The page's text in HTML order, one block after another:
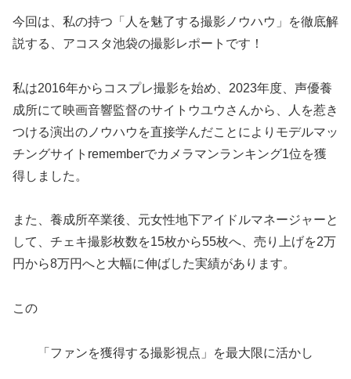
今回は、私の持つ「人を魅了する撮影ノウハウ」を徹底解
説する、アコスタ池袋の撮影レポートです！
私は2016年からコスプレ撮影を始め、2023年度、声優養
成所にて映画音響監督のサイトウユウさんから、人を惹き
つける演出のノウハウを直接学んだことによりモデルマッ
チングサイトrememberでカメラマンランキング1位を獲
得しました。
また、養成所卒業後、元女性地下アイドルマネージャーと
して、チェキ撮影枚数を15枚から55枚へ、売り上げを2万
円から8万円へと大幅に伸ばした実績があります。
この
「ファンを獲得する撮影視点」を最大限に活かし